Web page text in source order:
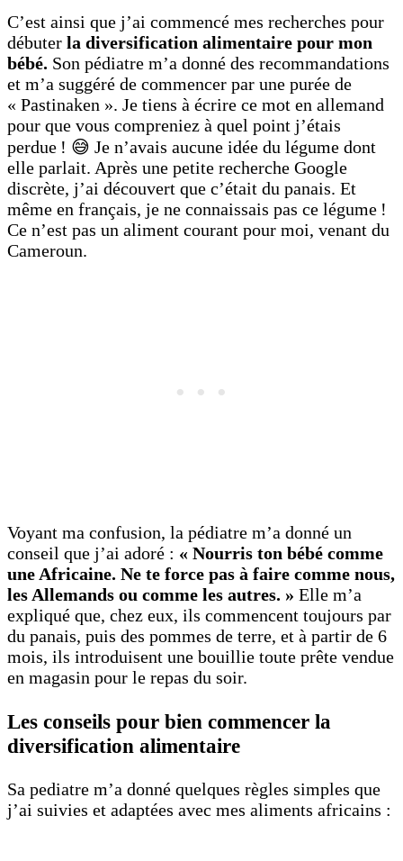
C’est ainsi que j’ai commencé mes recherches pour
débuter la diversification alimentaire pour mon
bébé. Son pédiatre m’a donné des recommandations
et m’a suggéré de commencer par une purée de
« Pastinaken ». Je tiens à écrire ce mot en allemand
pour que vous compreniez à quel point j’étais
perdue ! 😅 Je n’avais aucune idée du légume dont
elle parlait. Après une petite recherche Google
discrète, j’ai découvert que c’était du panais. Et
même en français, je ne connaissais pas ce légume !
Ce n’est pas un aliment courant pour moi, venant du
Cameroun.
Voyant ma confusion, la pédiatre m’a donné un
conseil que j’ai adoré : « Nourris ton bébé comme
une Africaine. Ne te force pas à faire comme nous,
les Allemands ou comme les autres. » Elle m’a
expliqué que, chez eux, ils commencent toujours par
du panais, puis des pommes de terre, et à partir de 6
mois, ils introduisent une bouillie toute prête vendue
en magasin pour le repas du soir.
Les conseils pour bien commencer la
diversification alimentaire
Sa pediatre m’a donné quelques règles simples que
j’ai suivies et adaptées avec mes aliments africains :